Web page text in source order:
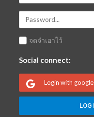
จดจำเอาไว้
Social connect:
Login with google